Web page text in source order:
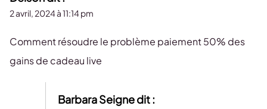
2 avril, 2024 à 11:14 pm
Comment résoudre le problème paiement 50% des
gains de cadeau live
Barbara Seignedit :